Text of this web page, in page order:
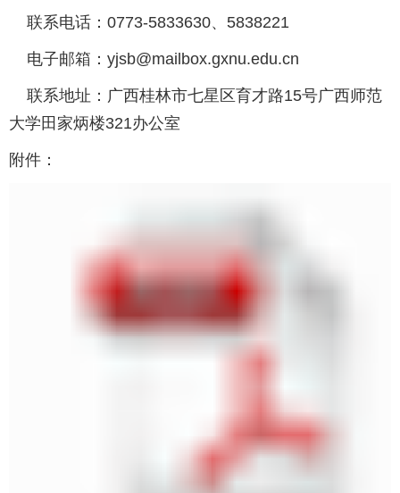
联系电话：0773-5833630、5838221
电子邮箱：yjsb@mailbox.gxnu.edu.cn
联系地址：广西桂林市七星区育才路15号广西师范
大学田家炳楼321办公室
附件：